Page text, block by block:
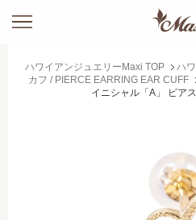
ハワイアンジュエリーMaxi TOP
ハ
カフ / PIERCE EARRING EAR CUFF
イニシャル「A」 ピア